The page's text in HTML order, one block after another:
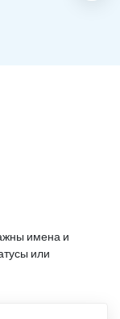
имена и
или